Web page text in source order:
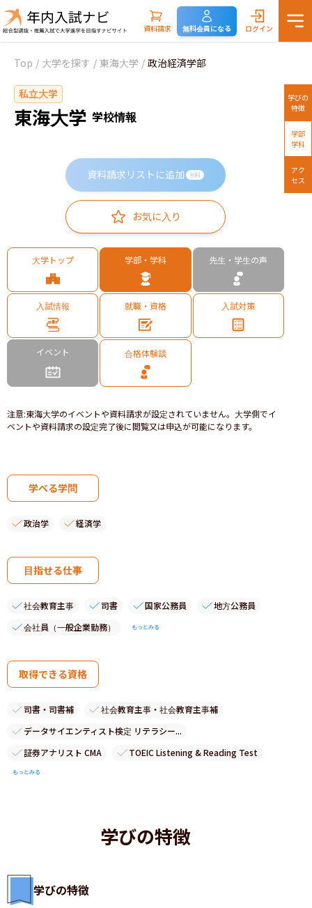
資料請求 無料会員になる ログイン
Top / 大学を探す / 東海大学 / 政治経済学部
私立大学
東海大学 学校情報
資料請求リストに追加 無料
お気に入り
大学トップ 学部・学科 先生・学生の声
入試情報 就職・資格 入試対策
イベント 合格体験談
注意:東海大学のイベントや資料請求が設定されていません。大学側でイ
ベントや資料請求の設定完了後に閲覧又は申込が可能になります。
学べる学問
政治学 経済学
目指せる仕事
社会教育主事 司書 国家公務員
地方公務員
会社員（一般企業勤務）
もっとみる
取得できる資格
司書・司書補
社会教育主事・社会教育主事補
データサイエンティスト検定 リテラシー...
証券アナリスト CMA
TOEIC Listening & Reading Test
もっとみる
学びの特徴
学びの特徴
学びの
特徴
学部
学科
アク
セス